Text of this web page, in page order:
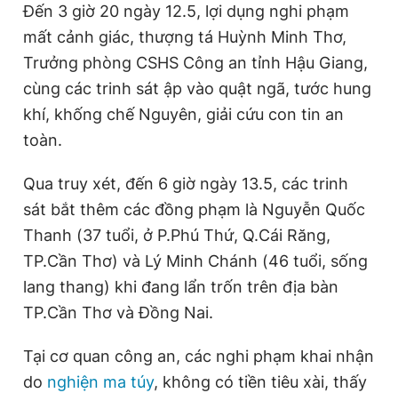
Đến 3 giờ 20 ngày 12.5, lợi dụng nghi phạm
mất cảnh giác, thượng tá Huỳnh Minh Thơ,
Trưởng phòng CSHS Công an tỉnh Hậu Giang,
cùng các trinh sát ập vào quật ngã, tước hung
khí, khống chế Nguyên, giải cứu con tin an
toàn.
Qua truy xét, đến 6 giờ ngày 13.5, các trinh
sát bắt thêm các đồng phạm là Nguyễn Quốc
Thanh (37 tuổi, ở P.Phú Thứ, Q.Cái Răng,
TP.Cần Thơ) và Lý Minh Chánh (46 tuổi, sống
lang thang) khi đang lẩn trốn trên địa bàn
TP.Cần Thơ và Đồng Nai.
Tại cơ quan công an, các nghi phạm khai nhận
do nghiện ma túy, không có tiền tiêu xài, thấy